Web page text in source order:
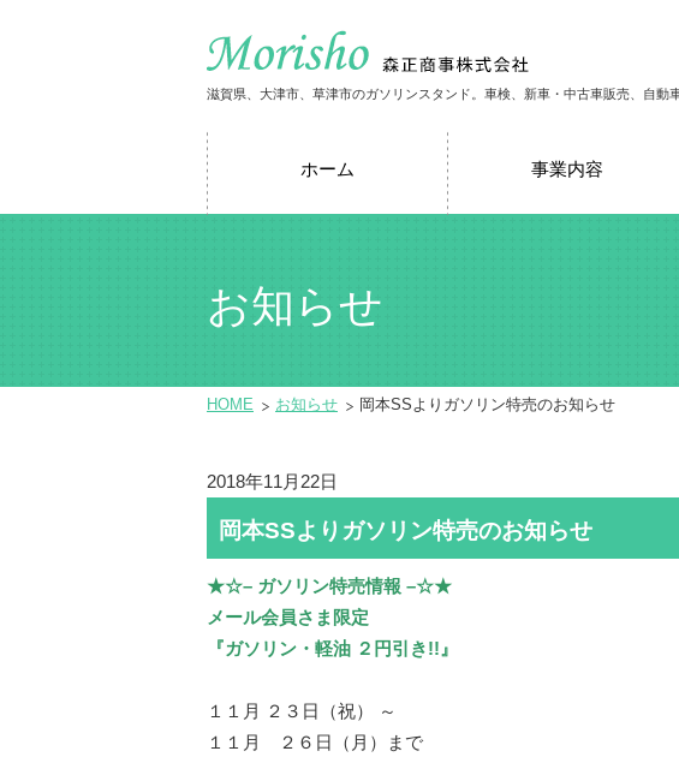
滋賀県、大津市、草津市のガソリンスタンド。車検、新車・中古車販売、自動
ホーム 事業内容
お知らせ
HOME お知らせ 岡本SSよりガソリン特売のお知らせ
2018年11月22日
岡本SSよりガソリン特売のお知らせ
★☆– ガソリン特売情報 –☆★
メール会員さま限定
『ガソリン・軽油 ２円引き!!』
１１月 ２３日（祝） ～
１１月 ２６日（月）まで